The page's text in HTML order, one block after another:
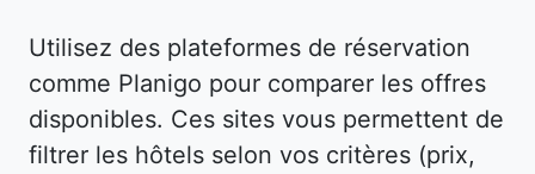
Utilisez des plateformes de réservation
comme Planigo pour comparer les offres
disponibles. Ces sites vous permettent de
filtrer les hôtels selon vos critères (prix,